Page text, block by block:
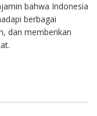
bahwa Indonesia
berbagai
dan memberikan